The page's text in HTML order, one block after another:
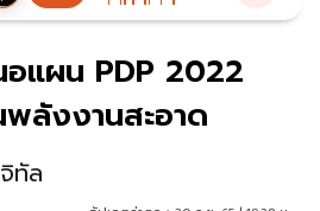
แผน PDP 2022
ลังงานสะอาด
ทัล